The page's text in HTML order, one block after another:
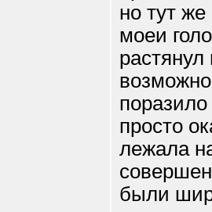
но тут
моеи
просто
лежала
были